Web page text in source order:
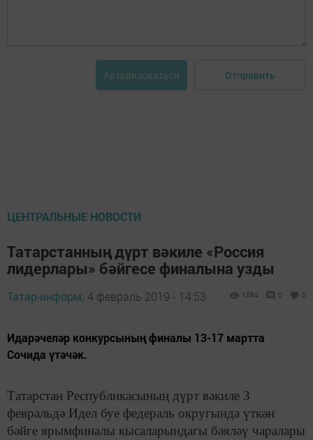
Авторизоваться Отправить
ЦЕНТРАЛЬНЫЕ НОВОСТИ
Татарстанның дүрт вәкиле «Россия
лидерлары» бәйгесе финалына узды
Татар-информ, 4 февраль 2019 - 14:53 1564 0 0
Идарәчеләр конкурсының финалы 13-17 мартта
Сочида үтәчәк.
Татарстан Республикасының дүрт вәкиле 3
февральдә Идел буе федераль округында үткән
бәйге ярымфиналы кысаларындагы бәяләү чаралары